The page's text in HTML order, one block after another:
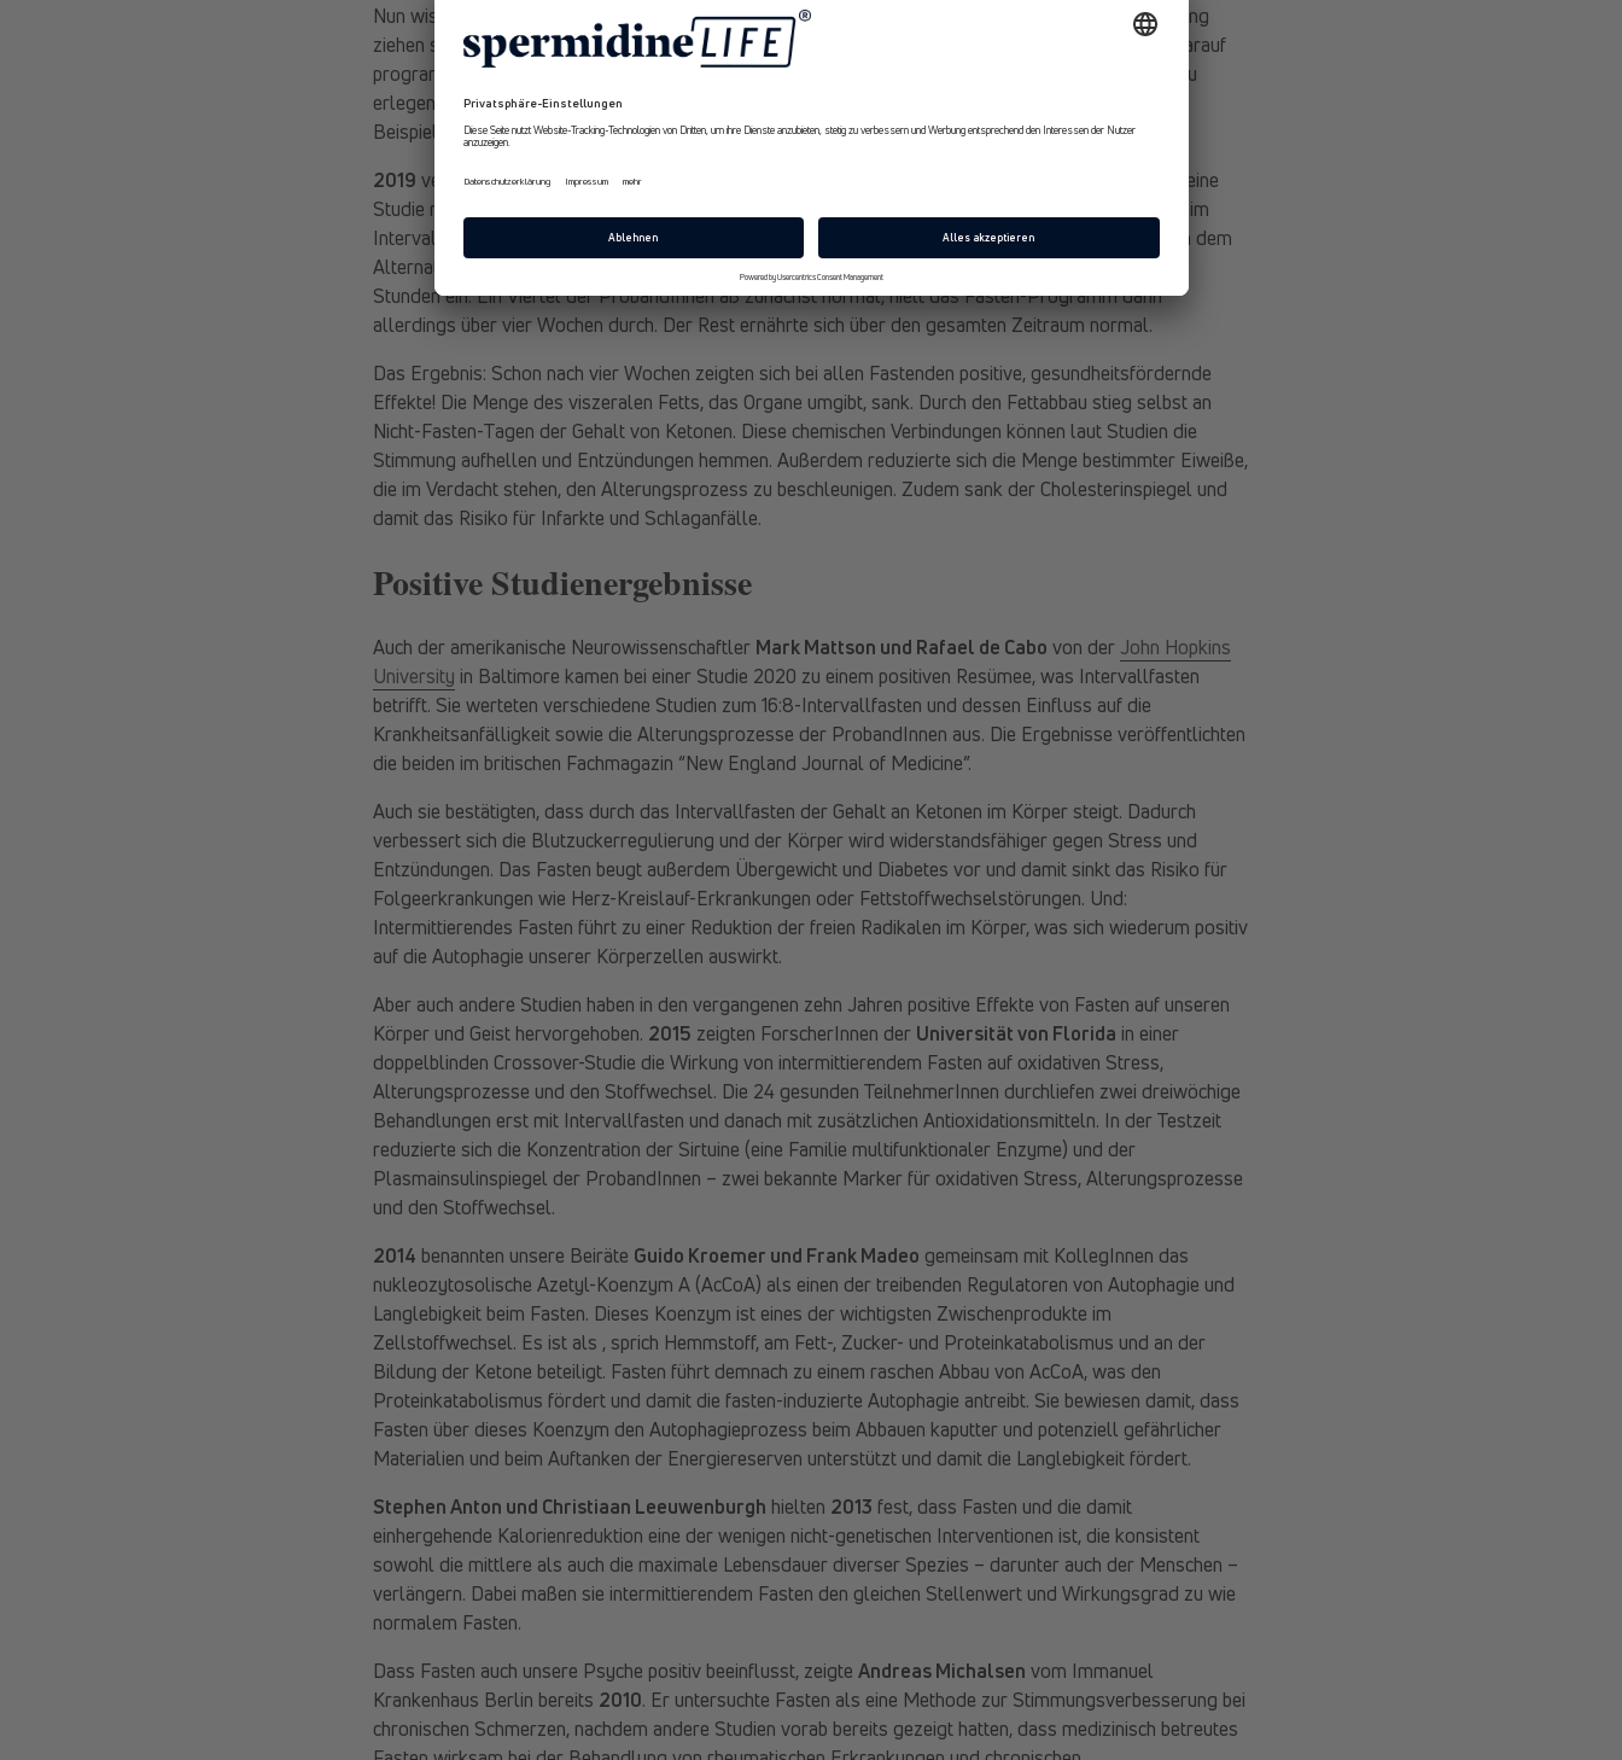
Nun wisst Ihr, WIE Ihr Intervallfasten könnt. Bleibt noch die Frage offen, WARUM Ihr das in Erwägung
ziehen solltet. Nun ganz generell gesprochen, meinen ForscherInnen weltweit, dass unser Körper darauf
programmiert ist, zu fasten. In früheren Zeiten war es normal, nicht täglich Nahrung zu finden oder zu
erlegen. Daher sind gewisse interne Prozesse darauf ausgelegt, diese Fastenzeiten zu nutzen.
Beispielsweise zur Reinigung, wofür es mittlerweile auch mehr als genug Beweise gibt.
2019 veröffentlichte unser Beirat Dr. Frank Madeo mit KollegInnen im Fachblatt “Cell Metabolism” eine
Studie mit etwa einhundert normalgewichtigen und gesunden ProbandInnen zu positiven Effekten beim
Intervallfasten. Die Hälfte der TeilnehmerInnen fastete über einen Zeitraum von sechs Monaten nach dem
Alternate-day-fasting-Prinzip und legte so – inklusive den Nächten – Essenspausen von jeweils 36
Stunden ein. Ein Viertel der ProbandInnen aß zunächst normal, hielt das Fasten-Programm dann
allerdings über vier Wochen durch. Der Rest ernährte sich über den gesamten Zeitraum normal.
Das Ergebnis: Schon nach vier Wochen zeigten sich bei allen Fastenden positive, gesundheitsfördernde
Effekte! Die Menge des viszeralen Fetts, das Organe umgibt, sank. Durch den Fettabbau stieg selbst an
Nicht-Fasten-Tagen der Gehalt von Ketonen. Diese chemischen Verbindungen können laut Studien die
Stimmung aufhellen und Entzündungen hemmen. Außerdem reduzierte sich die Menge bestimmter Eiweiße,
die im Verdacht stehen, den Alterungsprozess zu beschleunigen. Zudem sank der Cholesterinspiegel und
damit das Risiko für Infarkte und Schlaganfälle.
Positive Studienergebnisse
Auch der amerikanische Neurowissenschaftler Mark Mattson und Rafael de Cabo von der John Hopkins
University in Baltimore kamen bei einer Studie 2020 zu einem positiven Resümee, was Intervallfasten
betrifft. Sie werteten verschiedene Studien zum 16:8-Intervallfasten und dessen Einfluss auf die
Krankheitsanfälligkeit sowie die Alterungsprozesse der ProbandInnen aus. Die Ergebnisse veröffentlichten
die beiden im britischen Fachmagazin “New England Journal of Medicine”.
Auch sie bestätigten, dass durch das Intervallfasten der Gehalt an Ketonen im Körper steigt. Dadurch
verbessert sich die Blutzuckerregulierung und der Körper wird widerstandsfähiger gegen Stress und
Entzündungen. Das Fasten beugt außerdem Übergewicht und Diabetes vor und damit sinkt das Risiko für
Folgeerkrankungen wie Herz-Kreislauf-Erkrankungen oder Fettstoffwechselstörungen. Und:
Intermittierendes Fasten führt zu einer Reduktion der freien Radikalen im Körper, was sich wiederum positiv
auf die Autophagie unserer Körperzellen auswirkt.
Aber auch andere Studien haben in den vergangenen zehn Jahren positive Effekte von Fasten auf unseren
Körper und Geist hervorgehoben. 2015 zeigten ForscherInnen der Universität von Florida in einer
doppelblinden Crossover-Studie die Wirkung von intermittierendem Fasten auf oxidativen Stress,
Alterungsprozesse und den Stoffwechsel. Die 24 gesunden TeilnehmerInnen durchliefen zwei dreiwöchige
Behandlungen erst mit Intervallfasten und danach mit zusätzlichen Antioxidationsmitteln. In der Testzeit
reduzierte sich die Konzentration der Sirtuine (eine Familie multifunktionaler Enzyme) und der
Plasmainsulinspiegel der ProbandInnen – zwei bekannte Marker für oxidativen Stress, Alterungsprozesse
und den Stoffwechsel.
2014 benannten unsere Beiräte Guido Kroemer und Frank Madeo gemeinsam mit KollegInnen das
nukleozytosolische Azetyl-Koenzym A (AcCoA) als einen der treibenden Regulatoren von Autophagie und
Langlebigkeit beim Fasten. Dieses Koenzym ist eines der wichtigsten Zwischenprodukte im
Zellstoffwechsel. Es ist als , sprich Hemmstoff, am Fett-, Zucker- und Proteinkatabolismus und an der
Bildung der Ketone beteiligt. Fasten führt demnach zu einem raschen Abbau von AcCoA, was den
Proteinkatabolismus fördert und damit die fasten-induzierte Autophagie antreibt. Sie bewiesen damit, dass
Fasten über dieses Koenzym den Autophagieprozess beim Abbauen kaputter und potenziell gefährlicher
Materialien und beim Auftanken der Energiereserven unterstützt und damit die Langlebigkeit fördert.
Stephen Anton und Christiaan Leeuwenburgh hielten 2013 fest, dass Fasten und die damit
einhergehende Kalorienreduktion eine der wenigen nicht-genetischen Interventionen ist, die konsistent
sowohl die mittlere als auch die maximale Lebensdauer diverser Spezies – darunter auch der Menschen –
verlängern. Dabei maßen sie intermittierendem Fasten den gleichen Stellenwert und Wirkungsgrad zu wie
normalem Fasten.
Dass Fasten auch unsere Psyche positiv beeinflusst, zeigte Andreas Michalsen vom Immanuel
Krankenhaus Berlin bereits 2010. Er untersuchte Fasten als eine Methode zur Stimmungsverbesserung bei
chronischen Schmerzen, nachdem andere Studien vorab bereits gezeigt hatten, dass medizinisch betreutes